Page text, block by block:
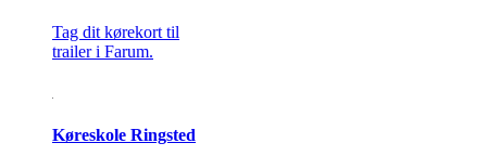
Tag dit kørekort til
trailer i Farum.
Køreskole Ringsted